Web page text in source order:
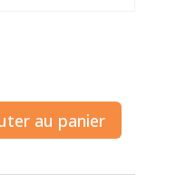
au panier